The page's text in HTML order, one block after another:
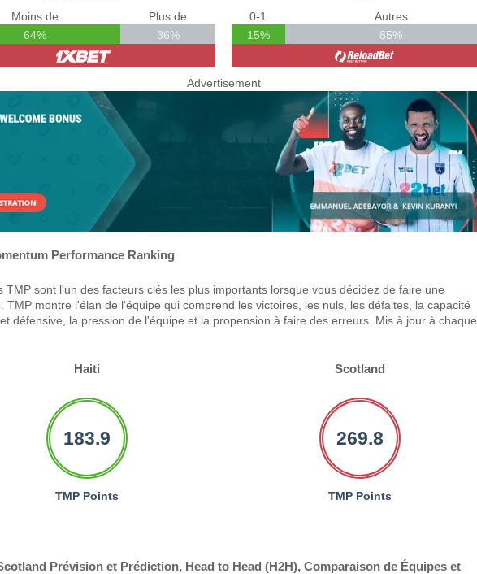
Moins de
64%
Plus de
36%
0-1
15%
Autres
85%
Advertisement
Performance Ranking
TMP sont l'un des facteurs clés les plus importants lorsque vous décidez de faire une
TMP montre l'élan de l'équipe qui comprend les victoires, les nuls, les défaites, la capacité
défensive, la pression de l'équipe et la propension à faire des erreurs. Mis à jour à chaque
Haiti Scotland
183.9
TMP Points
269.8
TMP Points
Prévision et Prédiction, Head to Head (H2H), Comparaison de Équipes et